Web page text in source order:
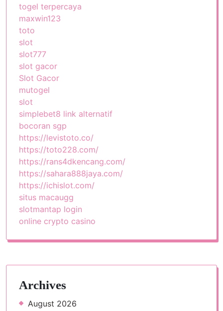
togel terpercaya
maxwin123
toto
slot
slot777
slot gacor
Slot Gacor
mutogel
slot
simplebet8 link alternatif
bocoran sgp
https://levistoto.co/
https://toto228.com/
https://rans4dkencang.com/
https://sahara888jaya.com/
https://ichislot.com/
situs macaugg
slotmantap login
online crypto casino
Archives
August 2026